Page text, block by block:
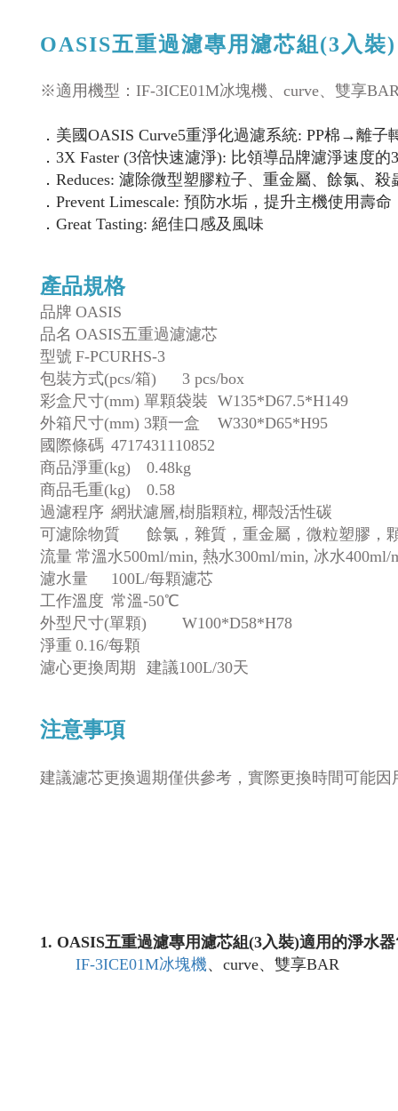
OASIS五重過濾專用濾芯組(3入裝)
※適用機型：IF-3ICE01M冰塊機、curve、雙享
．美國OASIS Curve5重淨化過濾系統: PP棉→離
．3X Faster (3倍快速濾淨): 比領導品牌濾淨速度的
．Reduces: 濾除微型塑膠粒子、重金屬、餘氯、
．Prevent Limescale: 預防水垢，提升主機使用壽命
．Great Tasting: 絕佳口感及風味
產品規格
品牌 OASIS
品名 OASIS五重過濾濾芯
型號 F-PCURHS-3
包裝方式(pcs/箱)
3 pcs/box
彩盒尺寸(mm) 單顆袋裝 W135*D67.5*H149
外箱尺寸(mm) 3顆一盒
W330*D65*H95
國際條碼 4717431110852
商品淨重(kg)
0.48kg
商品毛重(kg)
0.58
過濾程序 網狀濾層,樹脂顆粒, 椰殼活性碳
可濾除物質
餘氯，雜質，重金屬，微粒塑膠，
流量 常溫水500ml/min, 熱水300ml/min, 冰水400ml/
濾水量
100L/每顆濾芯
工作溫度 常溫-50℃
外型尺寸(單顆)
W100*D58*H78
淨重 0.16/每顆
濾心更換周期
建議100L/30天
注意事項
建議濾芯更換週期僅供參考，實際更換時間可能
1. OASIS五重過濾專用濾芯組(3入裝)適用的淨水器
IF-3ICE01M冰塊機、curve、雙享BAR